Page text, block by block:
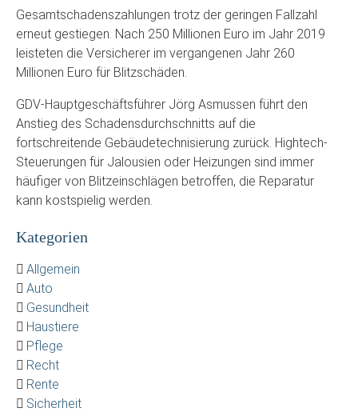
Gesamtschadenszahlungen trotz der geringen Fallzahl
erneut gestiegen. Nach 250 Millionen Euro im Jahr 2019
leisteten die Versicherer im vergangenen Jahr 260
Millionen Euro für Blitzschäden.
GDV-Hauptgeschäftsführer Jörg Asmussen führt den
Anstieg des Schadensdurchschnitts auf die
fortschreitende Gebäudetechnisierung zurück. Hightech-
Steuerungen für Jalousien oder Heizungen sind immer
häufiger von Blitzeinschlägen betroffen, die Reparatur
kann kostspielig werden.
Kategorien
Allgemein
Auto
Gesundheit
Haustiere
Pflege
Recht
Rente
Sicherheit